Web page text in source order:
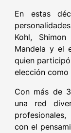
En estas
Kohl,
Mandela y el
quien
elección como
Con más de
una red
con el